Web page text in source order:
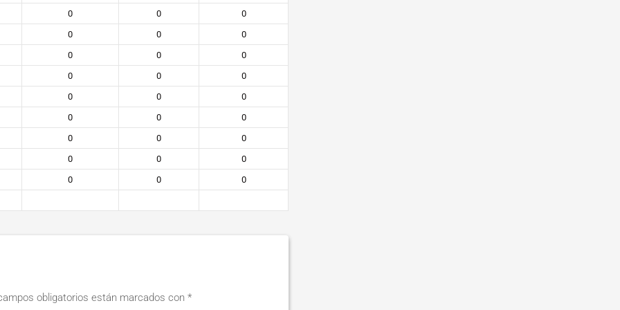
0 0
0
0
0
0
0
0
0
0
0
0
0
0
0
0
0
0
0
0
0
0
0
0
0
0 0
obligatorios están marcados con *